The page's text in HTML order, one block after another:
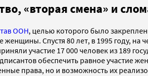
«вторая смена» и
ООН, целью которого было
женщины. Спустя 80 лет, в 1995 году,
участие 17 000 человек из 189
обеспечить равное участие
права, но и возможность их